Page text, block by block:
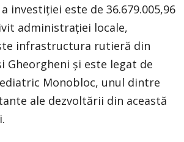
investiției este de 36.679.005,96
administrației locale,
infrastructura rutieră din
Gheorgheni și este legat de
Monobloc, unul dintre
ale dezvoltării din această